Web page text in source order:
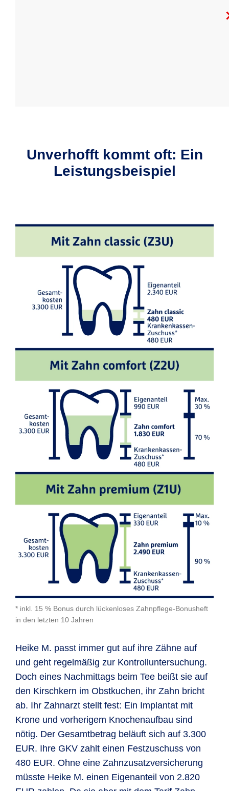
Unverhofft kommt oft: Ein
Leistungs­beispiel
Heike M. passt immer gut auf ihre Zähne auf
und geht regel­mäßig zur Kon­troll­unter­suchung.
Doch eines Nach­mittags beim Tee beißt sie auf
den Kirsch­kern im Obst­kuchen, ihr Zahn bricht
ab. Ihr Zahn­arzt stellt fest: Ein Implan­tat mit
Krone und vorherigem Knochen­aufbau sind
nötig. Der Gesamt­betrag beläuft sich auf 3.300
EUR. Ihre GKV zahlt einen Fest­zuschuss von
480 EUR. Ohne eine Zahnzusatz­versiche­rung
müsste Heike M. einen Eigenanteil von 2.820
* inkl. 15 % Bonus durch lückenloses Zahnpflege-Bonusheft
in den letzten 10 Jahren